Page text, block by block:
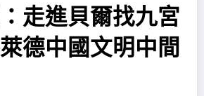
走進貝爾找九宮
德中國文明中間